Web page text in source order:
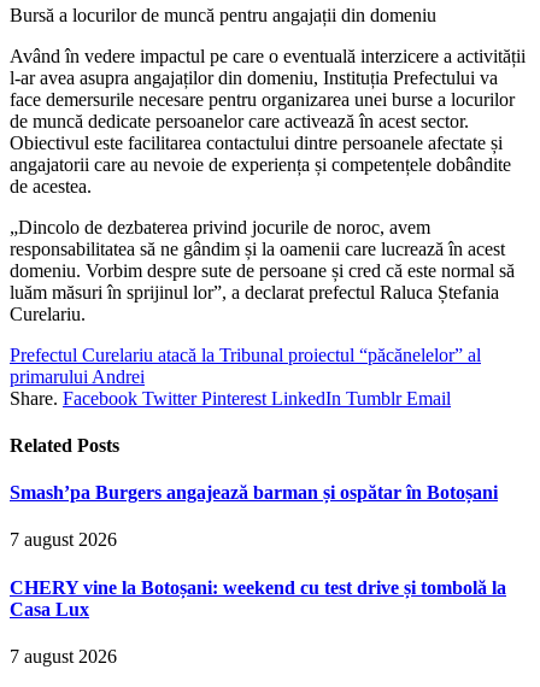
Bursă a locurilor de muncă pentru angajații din domeniu
Având în vedere impactul pe care o eventuală interzicere a activității
l-ar avea asupra angajaților din domeniu, Instituția Prefectului va
face demersurile necesare pentru organizarea unei burse a locurilor
de muncă dedicate persoanelor care activează în acest sector.
Obiectivul este facilitarea contactului dintre persoanele afectate și
angajatorii care au nevoie de experiența și competențele dobândite
de acestea.
„Dincolo de dezbaterea privind jocurile de noroc, avem
responsabilitatea să ne gândim și la oamenii care lucrează în acest
domeniu. Vorbim despre sute de persoane și cred că este normal să
luăm măsuri în sprijinul lor”, a declarat prefectul Raluca Ștefania
Curelariu.
Prefectul Curelariu atacă la Tribunal proiectul “păcănelelor” al
primarului Andrei
Share. Facebook Twitter Pinterest LinkedIn Tumblr Email
Related Posts
Smash’pa Burgers angajează barman și ospătar în Botoșani
7 august 2026
CHERY vine la Botoșani: weekend cu test drive și tombolă la
Casa Lux
7 august 2026